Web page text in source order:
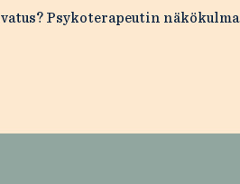
Psykoterapeutin näkökulma